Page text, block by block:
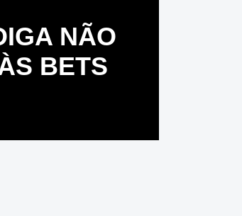
NÃO
BETS